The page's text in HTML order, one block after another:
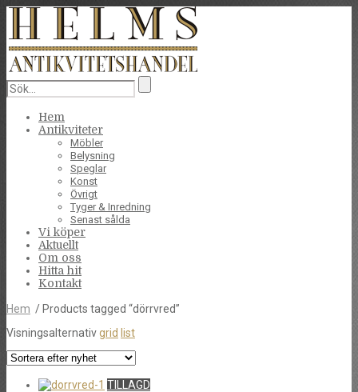
Hem
Antikviteter
Möbler
Belysning
Speglar
Konst
Övrigt
Tyger & Inredning
Senast sålda
Vi köper
Aktuellt
Om oss
Hitta hit
Kontakt
Hem / Products tagged “dörrvred”
Visningsalternativgrid list
TILLAGD